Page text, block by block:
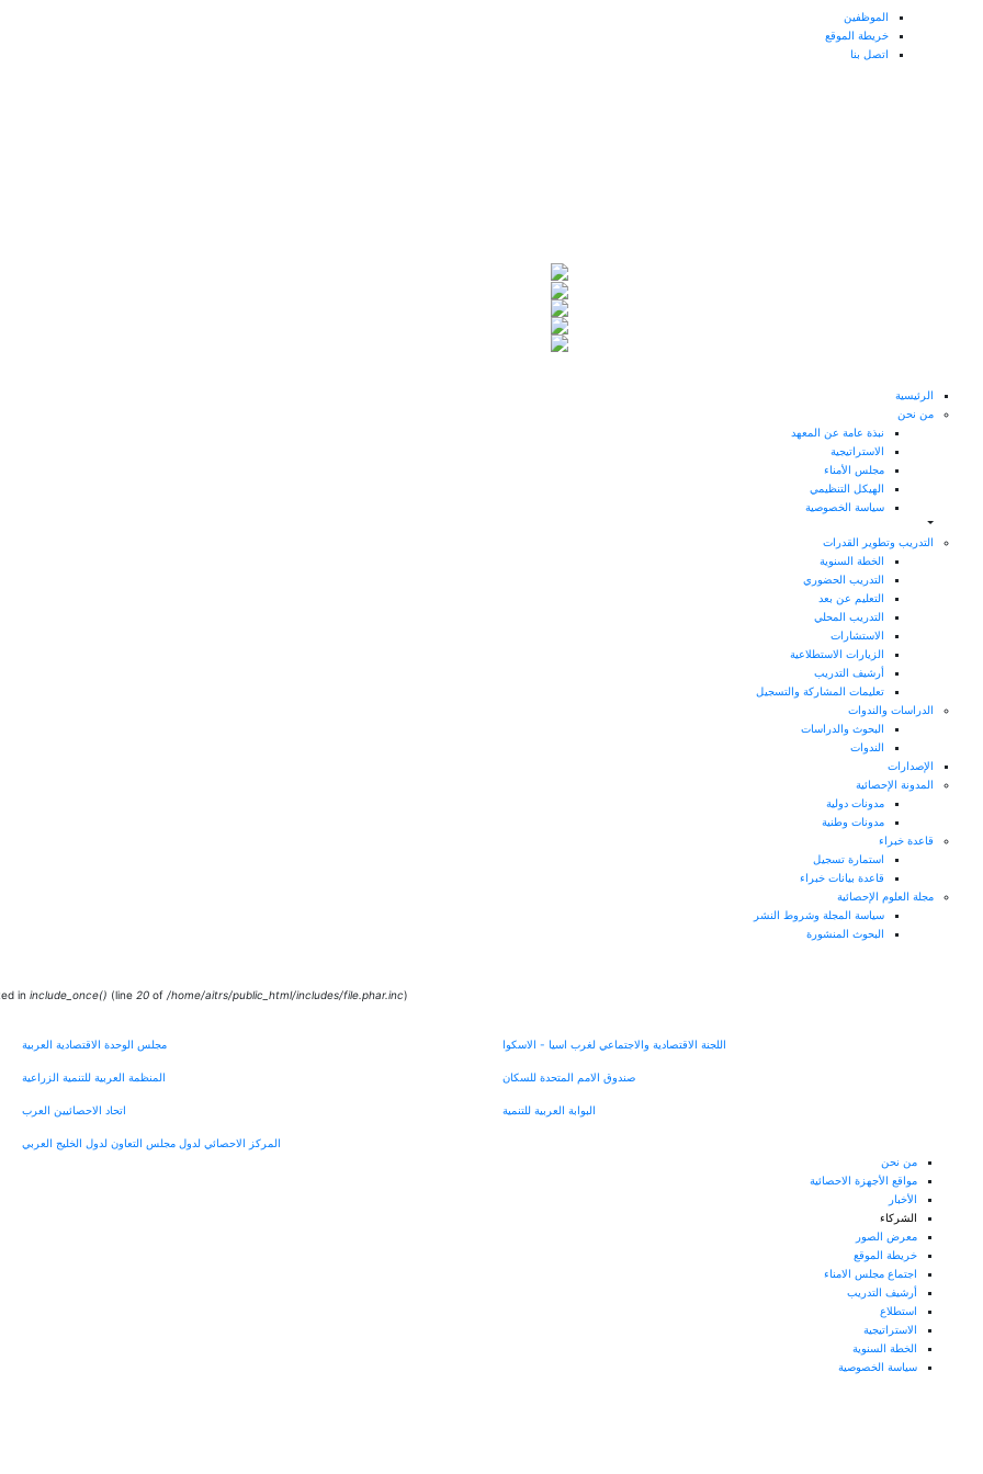
الموظفين
خريطة الموقع
اتصل بنا
الرئيسية
من نحن
نبذة عامة عن المعهد
الاستراتيجية
مجلس الأمناء
الهيكل التنظيمي
سياسة الخصوصية
التدريب وتطوير القدرات
الخطة السنوية
التدريب الحضوري
التعليم عن بعد
التدريب المحلي
الاستشارات
الزيارات الاستطلاعية
أرشيف التدريب
تعليمات المشاركة والتسجيل
الدراسات والندوات
البحوث والدراسات
الندوات
الإصدارات
المدونة الإحصائية
مدونات دولية
مدونات وطنية
قاعدة خبراء
استمارة تسجيل
قاعدة بيانات خبراء
مجلة العلوم الإحصائية
سياسة المجلة وشروط النشر
البحوث المنشورة
in include_once() (line 20 of /home/aitrs/public_html/includes/file.phar.inc).
مجلس الوحدة الاقتصادية العربية اللجنة الاقتصادية والاجتماعي لغرب اسيا - الاسكوا
المنظمة العربية للتنمية الزراعية صندوق الامم المتحدة للسكان
اتحاد الاحصائيين العرب البوابة العربية للتنمية
المركز الاحصائي لدول مجلس التعاون لدول الخليج العربي
من نحن
مواقع الأجهزة الاحصائية
الأخبار
الشركاء
معرض الصور
خريطة الموقع
اجتماع مجلس الامناء
أرشيف التدريب
استطلاع
الاستراتيجية
الخطة السنوية
سياسة الخصوصية